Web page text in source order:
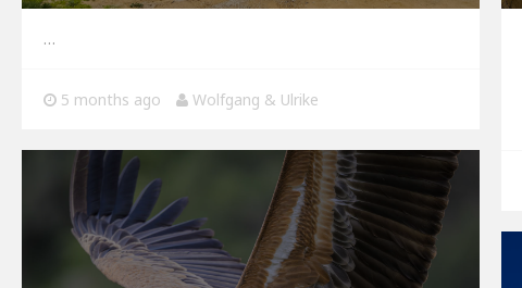
…
5 months ago Wolfgang & Ulrike